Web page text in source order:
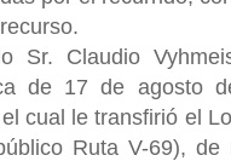
Sr. Claudio
de 17 de agosto
cual le transfirió el
Ruta V-69),